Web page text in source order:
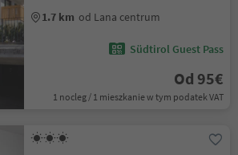
1.7 km od Lana centrum
Südtirol Guest Pass
Od 95€
1 nocleg / 1 mieszkanie w tym podatek VAT